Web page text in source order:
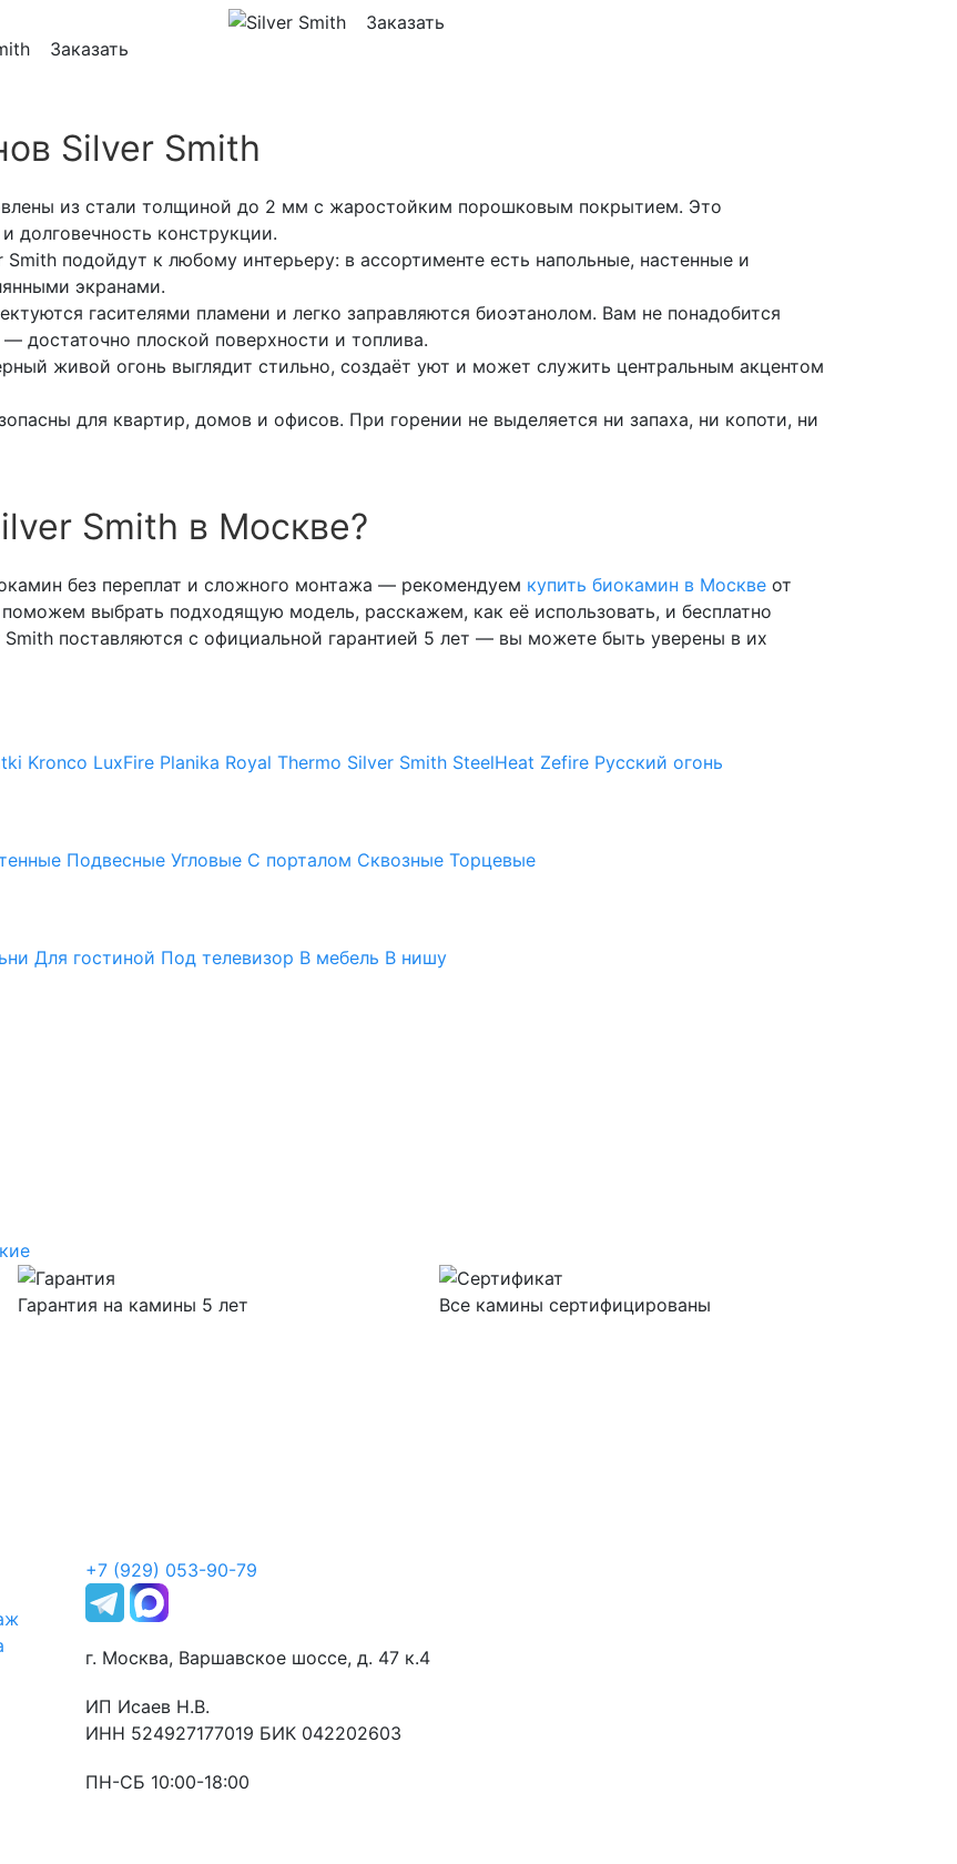
Заказать
Заказать
Silver Smith
из стали толщиной до 2 мм с жаростойким порошковым покрытием. Это
долговечность конструкции.
подойдут к любому интерьеру: в ассортименте есть напольные, настенные и
экранами.
гасителями пламени и легко заправляются биоэтанолом. Вам не понадобится
достаточно плоской поверхности и топлива.
живой огонь выглядит стильно, создаёт уют и может служить центральным акцентом
для квартир, домов и офисов. При горении не выделяется ни запаха, ни копоти, ни
Smith в Москве?
без переплат и сложного монтажа — рекомендуем купить биокамин в Москве от
выбрать подходящую модель, расскажем, как её использовать, и бесплатно
поставляются с официальной гарантией 5 лет — вы можете быть уверены в их
Kronco LuxFire Planika Royal Thermo Silver Smith SteelHeat Zefire Русский огонь
Подвесные Угловые С порталом Сквозные Торцевые
Для гостиной Под телевизор В мебель В нишу
Гарантия на камины 5 лет Все камины сертифицированы
+7 (929) 053-90-79
г. Москва, Варшавское шоссе, д. 47 к.4
ИП Исаев Н.В.
ИНН 524927177019 БИК 042202603
ПН-СБ 10:00-18:00